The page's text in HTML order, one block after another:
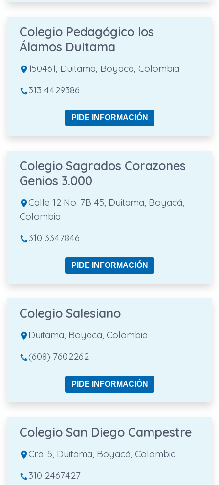
Colegio Pedagógico los
Álamos Duitama
150461, Duitama, Boyacá, Colombia
313 4429386
PIDE INFORMACIÓN
Colegio Sagrados Corazones
Genios 3.000
Calle 12 No. 7B 45, Duitama, Boyacá,
Colombia
310 3347846
PIDE INFORMACIÓN
Colegio Salesiano
Duitama, Boyaca, Colombia
(608) 7602262
PIDE INFORMACIÓN
Colegio San Diego Campestre
Cra. 5, Duitama, Boyacá, Colombia
310 2467427